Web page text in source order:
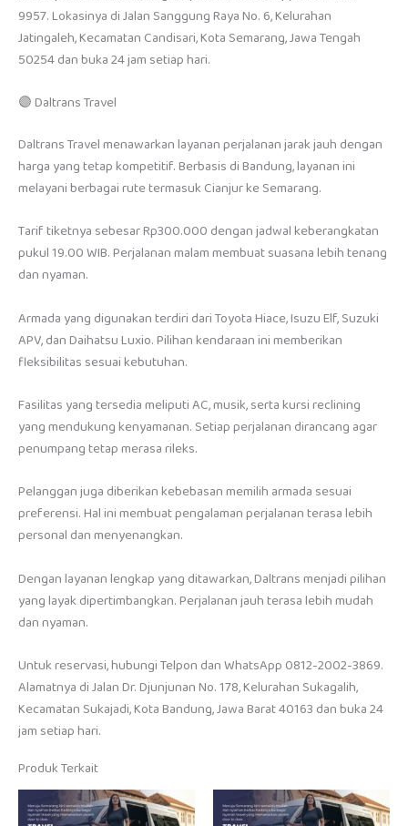
9957. Lokasinya di Jalan Sanggung Raya No. 6, Kelurahan
Jatingaleh, Kecamatan Candisari, Kota Semarang, Jawa Tengah
50254 dan buka 24 jam setiap hari.
🟣 Daltrans Travel
Daltrans Travel menawarkan layanan perjalanan jarak jauh dengan
harga yang tetap kompetitif. Berbasis di Bandung, layanan ini
melayani berbagai rute termasuk Cianjur ke Semarang.
Tarif tiketnya sebesar Rp300.000 dengan jadwal keberangkatan
pukul 19.00 WIB. Perjalanan malam membuat suasana lebih tenang
dan nyaman.
Armada yang digunakan terdiri dari Toyota Hiace, Isuzu Elf, Suzuki
APV, dan Daihatsu Luxio. Pilihan kendaraan ini memberikan
fleksibilitas sesuai kebutuhan.
Fasilitas yang tersedia meliputi AC, musik, serta kursi reclining
yang mendukung kenyamanan. Setiap perjalanan dirancang agar
penumpang tetap merasa rileks.
Pelanggan juga diberikan kebebasan memilih armada sesuai
preferensi. Hal ini membuat pengalaman perjalanan terasa lebih
personal dan menyenangkan.
Dengan layanan lengkap yang ditawarkan, Daltrans menjadi pilihan
yang layak dipertimbangkan. Perjalanan jauh terasa lebih mudah
dan nyaman.
Untuk reservasi, hubungi Telpon dan WhatsApp 0812-2002-3869.
Alamatnya di Jalan Dr. Djunjunan No. 178, Kelurahan Sukagalih,
Kecamatan Sukajadi, Kota Bandung, Jawa Barat 40163 dan buka 24
jam setiap hari.
Produk Terkait